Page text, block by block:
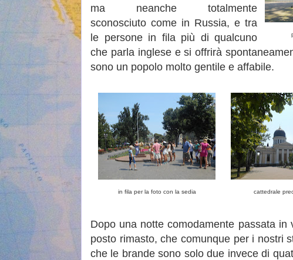
ma neanche totalmente
sconosciuto come in Russia, e tra
le persone in fila più di qualcuno
che parla inglese e si offrirà
sono un popolo molto gentile e affabile.
in fila per la foto con la sedia cattedrale
Dopo una notte comodamente passata
posto rimasto, che comunque per i nostri
che le brande sono solo due invece di